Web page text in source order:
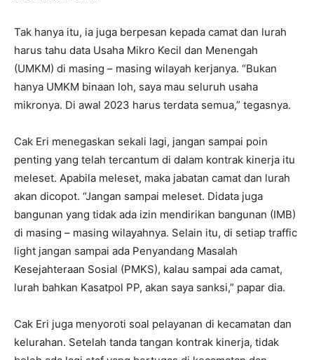
Tak hanya itu, ia juga berpesan kepada camat dan lurah
harus tahu data Usaha Mikro Kecil dan Menengah
(UMKM) di masing – masing wilayah kerjanya. “Bukan
hanya UMKM binaan loh, saya mau seluruh usaha
mikronya. Di awal 2023 harus terdata semua,” tegasnya.
Cak Eri menegaskan sekali lagi, jangan sampai poin
penting yang telah tercantum di dalam kontrak kinerja itu
meleset. Apabila meleset, maka jabatan camat dan lurah
akan dicopot. “Jangan sampai meleset. Didata juga
bangunan yang tidak ada izin mendirikan bangunan (IMB)
di masing – masing wilayahnya. Selain itu, di setiap traffic
light jangan sampai ada Penyandang Masalah
Kesejahteraan Sosial (PMKS), kalau sampai ada camat,
lurah bahkan Kasatpol PP, akan saya sanksi,” papar dia.
Cak Eri juga menyoroti soal pelayanan di kecamatan dan
kelurahan. Setelah tanda tangan kontrak kinerja, tidak